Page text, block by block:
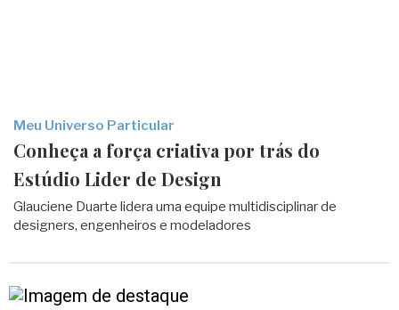
Meu Universo Particular
Conheça a força criativa por trás do
Estúdio Lider de Design
Glauciene Duarte lidera uma equipe multidisciplinar de
designers, engenheiros e modeladores